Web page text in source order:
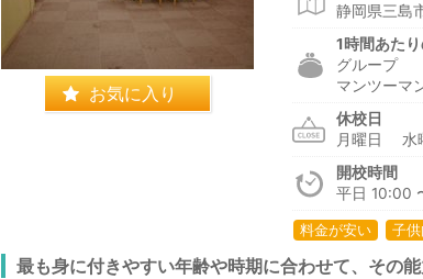
お気に入り
静岡県三島
1時間あた
グループ
マンツーマ
休校日
月曜日
開校時間
平日 10:00
料金が安い 子
最も身に付きやすい年齢や時期に合わせて、その